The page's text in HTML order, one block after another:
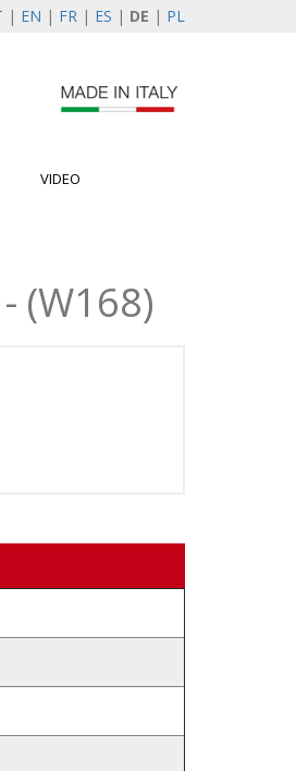
| EN | FR | ES | DE | PL
VIDEO
(W168)